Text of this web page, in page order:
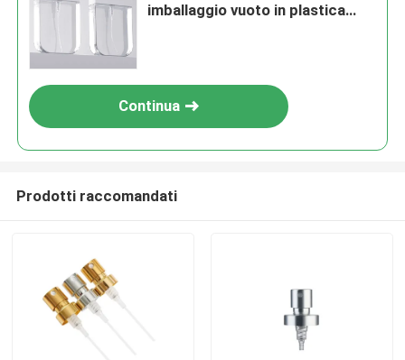
imballaggio vuoto in plastica
Continua
Prodotti raccomandati